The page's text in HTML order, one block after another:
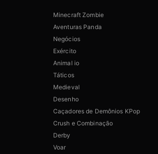
Minecraft Zombie
Aventuras Panda
Negócios
Exército
Animal io
Táticos
Medieval
Desenho
Caçadores de Demônios KPop
Crush e Combinação
Derby
Voar